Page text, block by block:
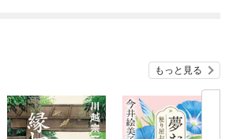
もっと見る